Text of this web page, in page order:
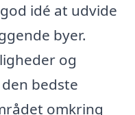
idé at udvide
byer.
og
bedste
omkring